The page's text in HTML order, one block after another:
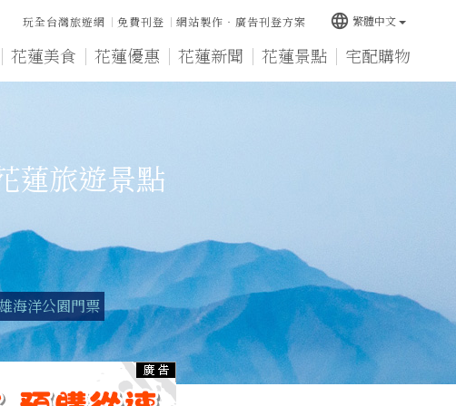
花蓮美食 花蓮優惠 花蓮新聞 花蓮景點 宅配購物
玩全台灣旅遊網 免費刊登 網站製作‧廣告刊登方案 language 繁體中文
蓮旅遊景點
海洋公園門票